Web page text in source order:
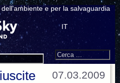
e per la salvaguardia
IT
Search
Cerca:
07.03.2009